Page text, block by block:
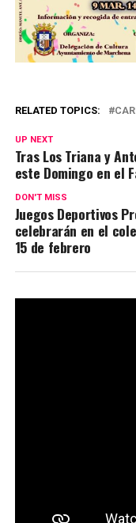
RELATED TOPICS:
UP NEXT
Tras Los Triana y
este Domingo en el
DON'T MISS
Juegos Deportivos
celebrarán en el
15 de febrero